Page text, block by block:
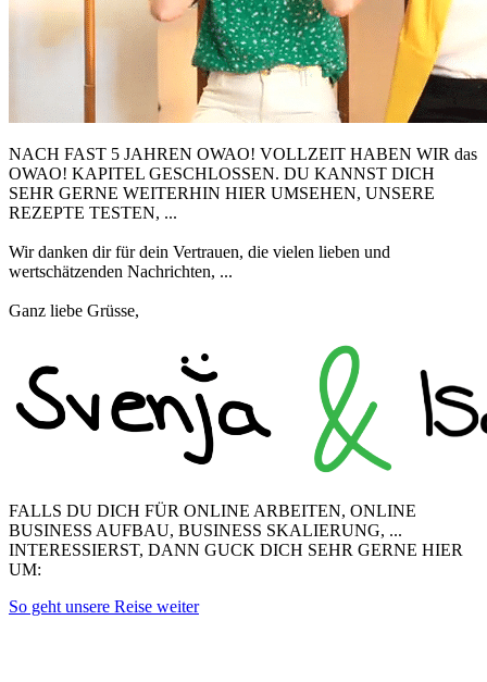
NACH FAST 5 JAHREN OWAO! VOLLZEIT HABEN WIR das
OWAO! KAPITEL GESCHLOSSEN. DU KANNST DICH
SEHR GERNE WEITERHIN HIER UMSEHEN, UNSERE
REZEPTE TESTEN, ...
Wir danken dir für dein Vertrauen, die vielen lieben und
wertschätzenden Nachrichten, ...
Ganz liebe Grüsse,
FALLS DU DICH FÜR ONLINE ARBEITEN, ONLINE
BUSINESS AUFBAU, BUSINESS SKALIERUNG, ...
INTERESSIERST, DANN GUCK DICH SEHR GERNE HIER
UM:
So geht unsere Reise weiter